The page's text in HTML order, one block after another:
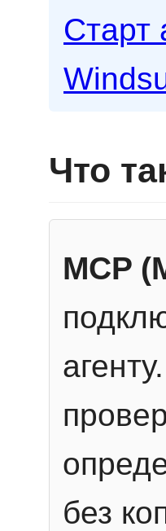
Старт
Что
MCP
без